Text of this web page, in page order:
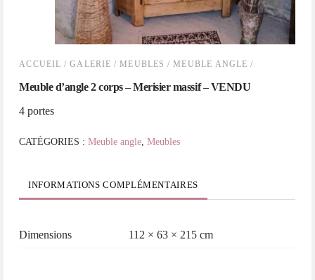
ACCUEIL /GALERIE /MEUBLES /MEUBLE ANGLE /
Meuble d’angle 2 corps – Merisier massif – VENDU
4 portes
CATÉGORIES :Meuble angle ,Meubles
INFORMATIONS COMPLÉMENTAIRES
Dimensions 112 × 63 × 215 cm